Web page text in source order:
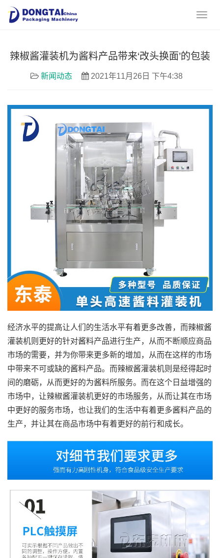
辣椒酱灌装机为酱料产品带来‘改头换面’的包装
新闻动态 2021年11月26日 下午4:38
经济水平的提高让人们的生活水平有着更多改善，而辣椒酱
灌装机则更好的针对酱料产品进行生产，从而不断顺应商品
市场的需要，并为你带来更多新的增加，从而在这样的市场
中带来不可或缺的酱料产品。而辣椒酱灌装机则是经得起时
间的磨砺，从而更好的为酱料所服务。而在这个日益增强的
市场中，让辣椒酱灌装机更好的市场服务，从而让其在市场
中更好的服务市场，也让我们的生活中有着更多酱料产品的
生产，并让其在商品市场中有着更好的前行和成长。